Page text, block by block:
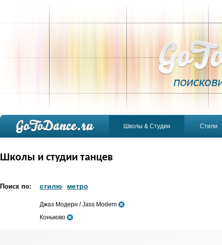
Школы & Студии Стили
Школы и студии танцев
Поиск по: стилю метро
Джаз Модерн / Jass Modern
Коньково